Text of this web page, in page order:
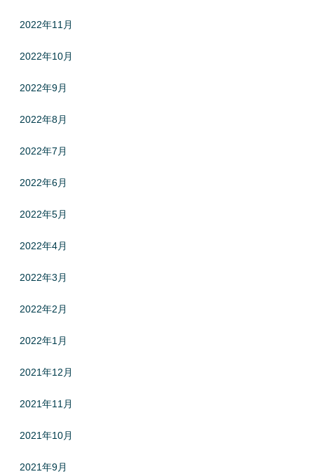
2022年11月
2022年10月
2022年9月
2022年8月
2022年7月
2022年6月
2022年5月
2022年4月
2022年3月
2022年2月
2022年1月
2021年12月
2021年11月
2021年10月
2021年9月